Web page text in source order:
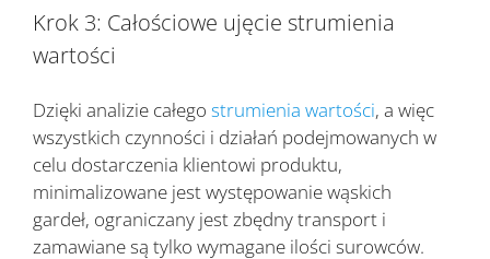
Krok 3: Całościowe ujęcie strumienia
wartości
Dzięki analizie całego strumienia wartości, a więc
wszystkich czynności i działań podejmowanych w
celu dostarczenia klientowi produktu,
minimalizowane jest występowanie wąskich
gardeł, ograniczany jest zbędny transport i
zamawiane są tylko wymagane ilości surowców.